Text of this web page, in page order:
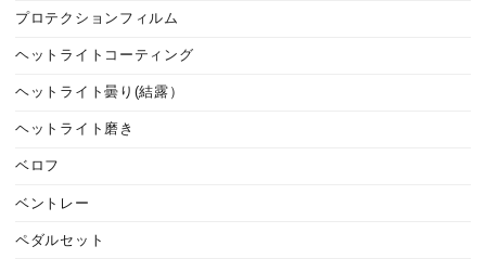
プロテクションフィルム
ヘットライトコーティング
ヘットライト曇り(結露）
ヘットライト磨き
ベロフ
ベントレー
ペダルセット